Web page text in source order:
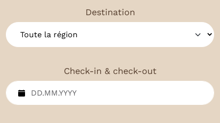
Destination
Check-in & check-out